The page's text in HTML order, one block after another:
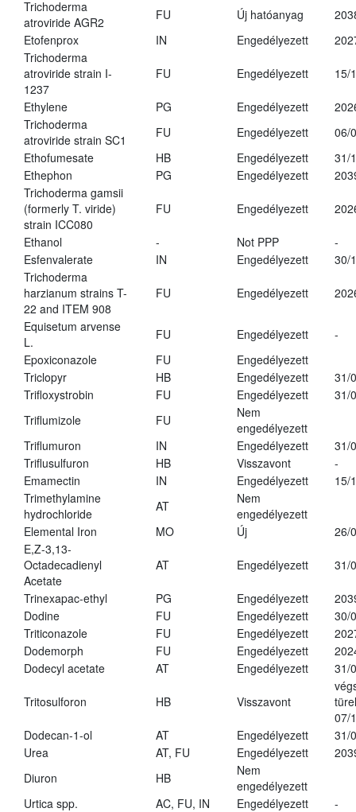
Trichoderma
atroviride AGR2
FU Új hatóanyag
Etofenprox
IN Engedélyezett
Trichoderma
atroviride strain I-
1237
FU Engedélyezett 15/
Ethylene PG Engedélyezett
Trichoderma
atroviride strain SC1
FU Engedélyezett
06/
Ethofumesate
HB Engedélyezett
31/
Ethephon
PG Engedélyezett
Trichoderma gamsii
(formerly T. viride)
strain ICC080
FU Engedélyezett
Ethanol - Not PPP
-
Esfenvalerate
IN Engedélyezett
30/
Trichoderma
harzianum strains T-
22 and ITEM 908
FU Engedélyezett
Equisetum arvense
L.
FU Engedélyezett
-
Epoxiconazole
FU
Engedélyezett
Triclopyr
HB Engedélyezett
31/
Trifloxystrobin
FU Engedélyezett
31/
Triflumizole
FU
Nem
engedélyezett
Triflumuron
IN Engedélyezett
31/
Triflusulfuron
HB Visszavont
-
Emamectin
IN Engedélyezett
15/
Trimethylamine
hydrochloride
AT
Nem
engedélyezett
Elemental Iron
MO Új
26/
E,Z-3,13-
Octadecadienyl
Acetate
AT Engedélyezett 31/
Trinexapac-ethyl PG Engedélyezett
Dodine
FU Engedélyezett
30/
Triticonazole
FU Engedélyezett
Dodemorph
FU Engedélyezett
Dodecyl acetate
AT Engedélyezett 31/
Tritosulforon HB Visszavont
07/
Dodecan-1-ol
AT Engedélyezett
31/
Urea
AT, FU Engedélyezett
Diuron
HB
Nem
engedélyezett
Urtica spp.
AC, FU, IN Engedélyezett
-